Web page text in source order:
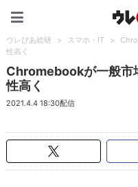
ウレぴあ総研 > スマホ・IT >
性高く
Chromebookが一般市
性高く
2021.4.4 18:30配信